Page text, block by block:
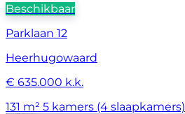
Beschikbaar
Parklaan 12
Heerhugowaard
€ 635.000 k.k.
131 m² 5 kamers (4 slaapkamers)